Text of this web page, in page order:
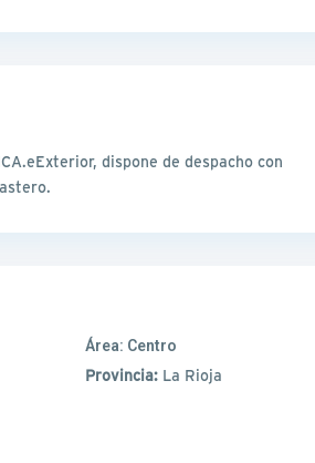
dispone de despacho con
Área: Centro
Provincia: La Rioja